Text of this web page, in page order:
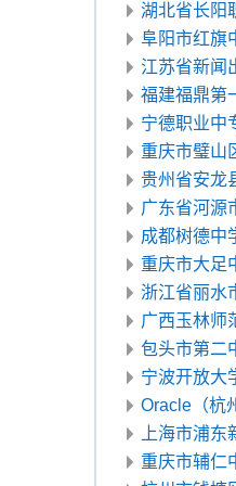
湖北省长阳
阜阳市红旗
江苏省新闻
福建福鼎第
宁德职业中
重庆市璧山
贵州省安龙
广东省河源
成都树德中
重庆市大足
浙江省丽水
广西玉林师
包头市第二
宁波开放大
Oracle（杭
上海市浦
重庆市辅仁